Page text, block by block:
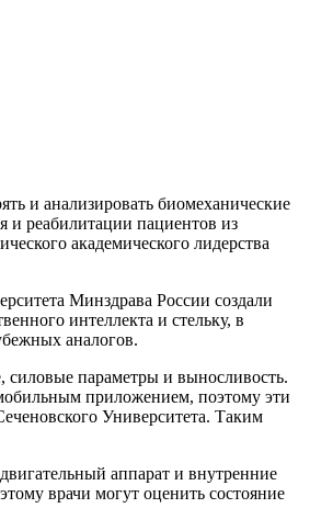
и анализировать биомеханические
и реабилитации пациентов из
академического лидерства
Минздрава России создали
интеллекта и стельку, в
аналогов.
силовые параметры и выносливость.
приложением, поэтому эти
Университета. Таким
аппарат и внутренние
врачи могут оценить состояние